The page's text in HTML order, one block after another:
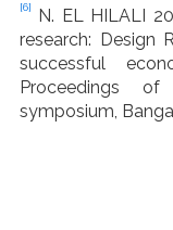
[6]
N. EL HILALI
research: Design
successful
Proceedings
symposium,